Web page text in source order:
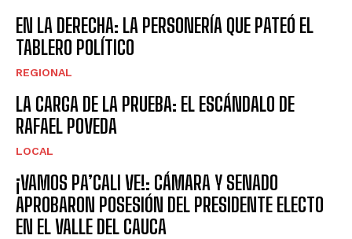
EN LA DERECHA: LA PERSONERÍA QUE PATEÓ EL
TABLERO POLÍTICO
REGIONAL
LA CARGA DE LA PRUEBA: EL ESCÁNDALO DE
RAFAEL POVEDA
LOCAL
¡VAMOS PA’CALI VE!: CÁMARA Y SENADO
APROBARON POSESIÓN DEL PRESIDENTE ELECTO
EN EL VALLE DEL CAUCA